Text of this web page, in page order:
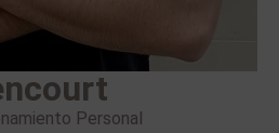
Personal